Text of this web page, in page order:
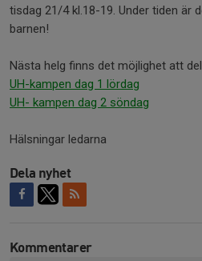
tisdag 21/4 kl.18-19. Under tiden är
barnen!
Nästa helg finns det möjlighet att
UH-kampen dag 1 lördag
UH- kampen dag 2 söndag
Hälsningar ledarna
Dela nyhet
Kommentarer